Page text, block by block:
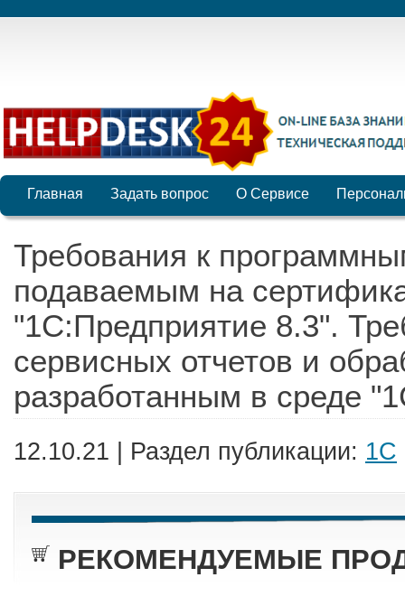
Главная Задать вопрос О Сервисе
Требования к
подаваемым на
"1С:Предприятие 8.3".
сервисных отчетов и
разработанным в среде
12.10.21 | Раздел публикации: 1С
РЕКОМЕНДУЕМЫЕ